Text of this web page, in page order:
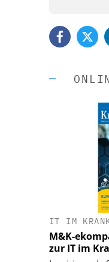
IT IM
M&K-
zur IT im